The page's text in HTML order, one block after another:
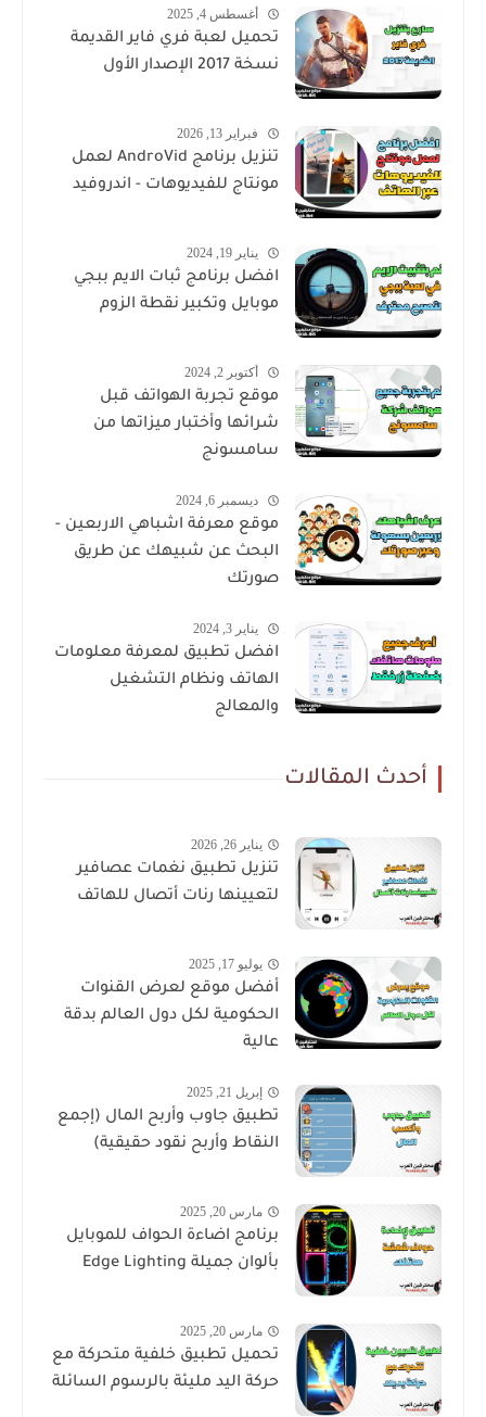
أغسطس 4, 2025
تحميل لعبة فري فاير القديمة
نسخة 2017 الإصدار الأول
فبراير 13, 2026
تنزيل برنامج AndroVid لعمل
مونتاج للفيديوهات - اندروفيد
يناير 19, 2024
افضل برنامج ثبات الايم ببجي
موبايل وتكبير نقطة الزوم
أكتوبر 2, 2024
موقع تجربة الهواتف قبل
شرائها وأختبار ميزاتها من
سامسونج
ديسمبر 6, 2024
موقع معرفة اشباهي الاربعين -
البحث عن شبيهك عن طريق
صورتك
يناير 3, 2024
افضل تطبيق لمعرفة معلومات
الهاتف ونظام التشغيل
والمعالج
أحدث المقالات
يناير 26, 2026
تنزيل تطبيق نغمات عصافير
لتعيينها رنات أتصال للهاتف
يوليو 17, 2025
أفضل موقع لعرض القنوات
الحكومية لكل دول العالم بدقة
عالية
إبريل 21, 2025
تطبيق جاوب وأربح المال (إجمع
النقاط وأربح نقود حقيقية)
مارس 20, 2025
برنامج اضاءة الحواف للموبايل
بألوان جميلة Edge Lighting
مارس 20, 2025
تحميل تطبيق خلفية متحركة مع
حركة اليد مليئة بالرسوم السائلة